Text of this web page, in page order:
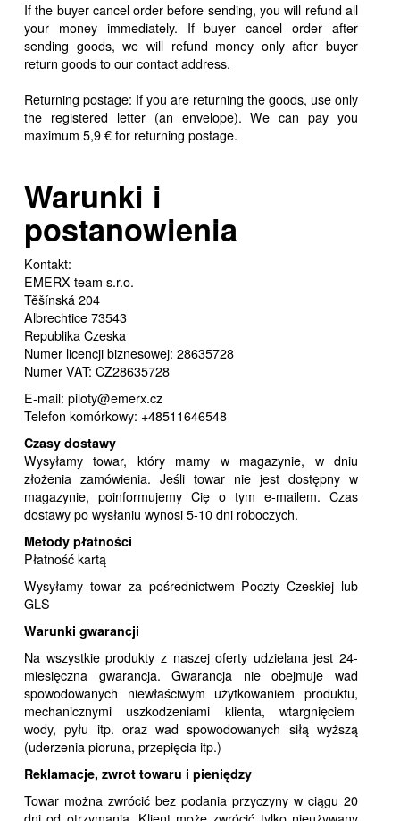
If the buyer cancel order before sending, you will refund all
your money immediately. If buyer cancel order after
sending goods, we will refund money only after buyer
return goods to our contact address.
Returning postage: If you are returning the goods, use only
the registered letter (an envelope). We can pay you
maximum 5,9 € for returning postage.
Warunki i
postanowienia
Kontakt:
EMERX team s.r.o.
Těšínská 204
Albrechtice 73543
Republika Czeska
Numer licencji biznesowej: 28635728
Numer VAT: CZ28635728
E-mail: piloty@emerx.cz
Telefon komórkowy: +48511646548
Czasy dostawy
Wysyłamy towar, który mamy w magazynie, w dniu
złożenia zamówienia. Jeśli towar nie jest dostępny w
magazynie, poinformujemy Cię o tym e-mailem. Czas
dostawy po wysłaniu wynosi 5-10 dni roboczych.
Metody płatności
Płatność kartą
Wysyłamy towar za pośrednictwem Poczty Czeskiej lub
GLS
Warunki gwarancji
Na wszystkie produkty z naszej oferty udzielana jest 24-
miesięczna gwarancja. Gwarancja nie obejmuje wad
spowodowanych niewłaściwym użytkowaniem produktu,
mechanicznymi uszkodzeniami klienta, wtargnięciem
wody, pyłu itp. oraz wad spowodowanych siłą wyższą
(uderzenia pioruna, przepięcia itp.)
Reklamacje, zwrot towaru i pieniędzy
Towar można zwrócić bez podania przyczyny w ciągu 20